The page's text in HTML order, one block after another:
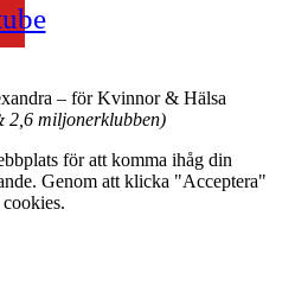
– för Kvinnor & Hälsa
2,6 miljonerklubben)
för att komma ihåg din
Genom att klicka "Acceptera"